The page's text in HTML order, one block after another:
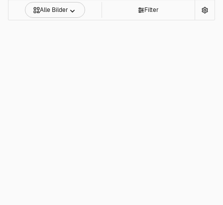
Alle Bilder Filter